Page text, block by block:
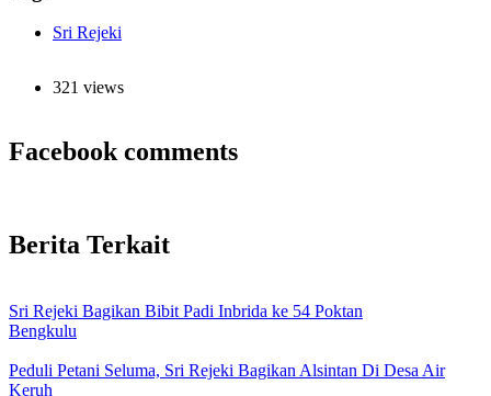
Sri Rejeki
321 views
Facebook comments
Berita Terkait
Sri Rejeki Bagikan Bibit Padi Inbrida ke 54 Poktan
Bengkulu
Peduli Petani Seluma, Sri Rejeki Bagikan Alsintan Di Desa Air
Keruh